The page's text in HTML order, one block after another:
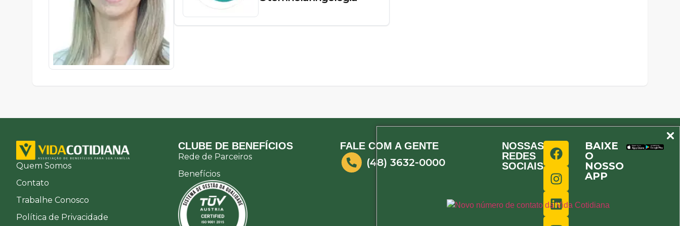
Quem Somos
Contato
Trabalhe Conosco
Política de Privacidade
CLUBE DE BENEFÍCIOS
Rede de Parceiros
Benefícios
FALE COM A GENTE
(48) 3632-0000
NOSSAS
REDES
SOCIAIS
BAIXE
O
NOSSO
APP